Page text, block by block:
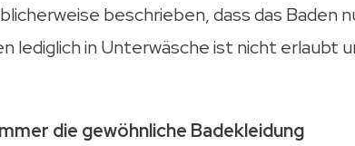
beschrieben, dass das Baden
lediglich in Unterwäsche ist nicht erlaubt
die gewöhnliche Badekleidung